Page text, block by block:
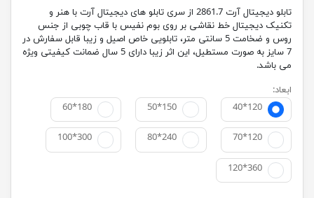
تابلو دیجیتال آرت 2861.7 از سری تابلو های دیجیتال آرت با هنر و
تکنیک دیجیتال خط نقاشی بر روی بوم نفیس با قاب چوبی از جنس
روس و ضخامت 5 سانتی متر، تابلویی خاص اصیل و زیبا قابل سفارش در
7 سایز به صورت مستطیل، این اثر زیبا دارای 5 سال ضمانت کیفیتی ویژه
می باشد.
ابعاد:
40*120
50*150
60*180
70*120
80*240
100*300
120*360